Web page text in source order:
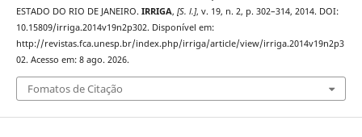
ESTADO DO RIO DE JANEIRO. IRRIGA, [S. l.], v. 19, n. 2, p. 302–314, 2014. DOI:
10.15809/irriga.2014v19n2p302. Disponível em:
http://revistas.fca.unesp.br/index.php/irriga/article/view/irriga.2014v19n2p3
02. Acesso em: 8 ago. 2026.
Fomatos de Citação